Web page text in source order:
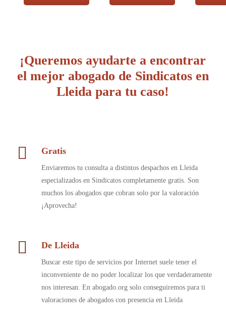
¡Queremos ayudarte a encontrar
el mejor abogado de Sindicatos en
Lleida para tu caso!
Gratis
Enviaremos tu consulta a distintos despachos en Lleida
especializados en Sindicatos completamente gratis. Son
muchos los abogados que cobran solo por la valoración
¡Aprovecha!
De Lleida
Buscar este tipo de servicios por Internet suele tener el
inconveniente de no poder localizar los que verdaderamente
nos interesan. En abogado.org solo conseguiremos para ti
valoraciones de abogados con presencia en Lleida